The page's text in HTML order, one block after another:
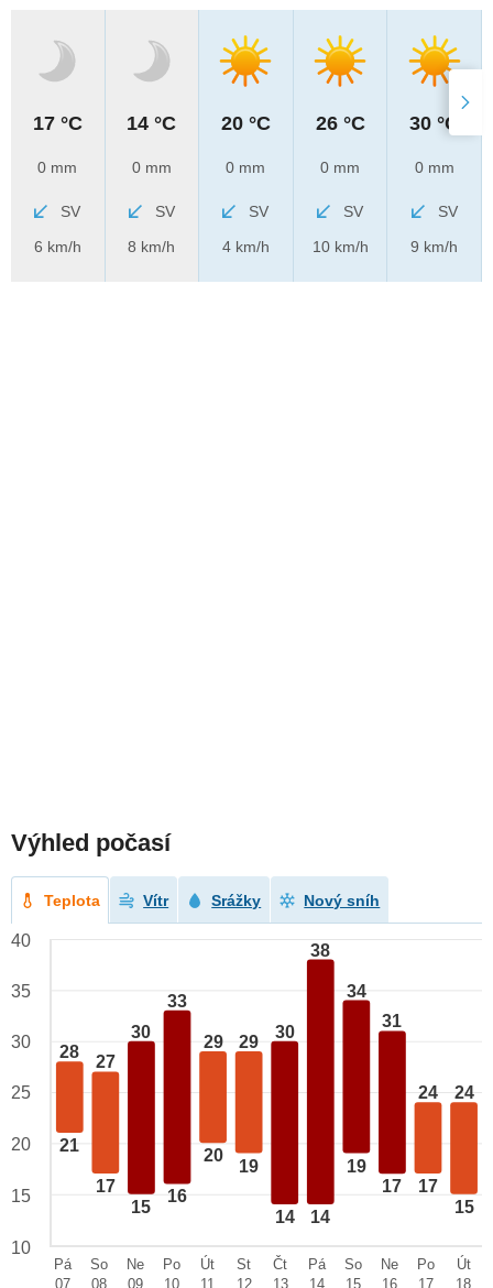
17 °C
0 mm
SV
6 km/h
14 °C
0 mm
SV
8 km/h
20 °C
0 mm
SV
4 km/h
26 °C
0 mm
SV
10 km/h
30 °C
0 mm
SV
9 km/h
Výhled počasí
Teplota Vítr Srážky Nový sníh
28
21
27
17
30
15
33
16
29
20
29
19
30
14
38
14
34
19
31
17
24
17
24
15
40
35
30
25
20
15
10
Pá
07
So
08
Ne
09
Po
10
Út
11
St
12
Čt
13
Pá
14
So
15
Ne
16
Po
17
Út
18